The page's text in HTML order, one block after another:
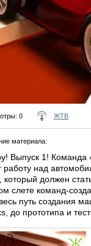
: 0 ЖТВ
материала:
Выпуск 1! Команда
работу над
который должен
слете команд-
путь создания
до прототипа и